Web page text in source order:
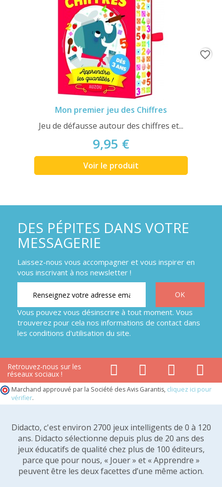
Mon premier jeu des Chiffres
Jeu de défausse autour des chiffres et...
9,95 €
Voir le produit
favorite_border
DES PÉPITES DANS VOTRE
MESSAGERIE
Laissez-nous vous accompagner et vous inspirer en
vous inscrivant à nos newsletter !
Vous pouvez vous désinscrire à tout moment. Vous
trouverez pour cela nos informations de contact dans
les conditions d'utilisation du site.
Retrouvez-nous sur les
réseaux sociaux !
Marchand approuvé par la Société des Avis Garantis, cliquez ici pour
vérifier.
Didacto, c'est environ 2700 jeux intelligents de 0 à 120
ans. Didacto sélectionne depuis plus de 20 ans des
jeux éducatifs de qualité chez plus de 100 éditeurs,
parce que pour nous, « Jouer » et « Apprendre »
peuvent être les deux facettes d’une même action.